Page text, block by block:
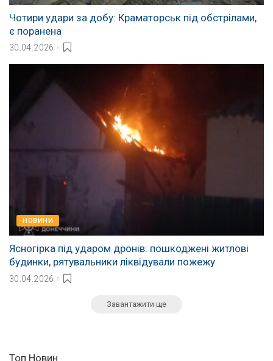
Чотири удари за добу: Краматорськ під обстрілами,
є поранена
30.04.2026
НОВИНИ
Ясногірка під ударом дронів: пошкоджені житлові
будинки, рятувальники ліквідували пожежу
30.04.2026
Завантажити ще
Топ Новин